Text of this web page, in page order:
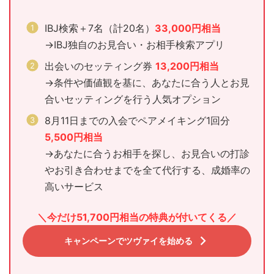
IBJ検索＋7名（計20名） 33,000円相当
→IBJ独自のお見合い・お相手検索アプリ
出会いのセッティング券 13,200円相当
→条件や価値観を基に、あなたに合う人とお見
合いセッティングを行う人気オプション
8月11日までの入会でペアメイキング1回分
5,500円相当
→あなたに合うお相手を探し、お見合いの打診
やお引き合わせまでを全て代行する、成婚率の
高いサービス
＼今だけ51,700円相当の特典が付いてくる／
キャンペーンでツヴァイを始める